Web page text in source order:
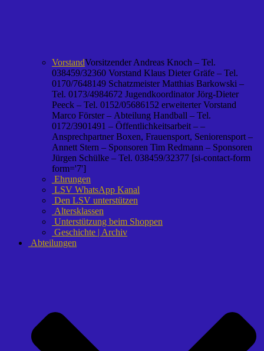
VorstandVorsitzender Andreas Knoch – Tel.
038459/32360 Vorstand Klaus Dieter Gräfe – Tel.
0170/7648149 Schatzmeister Matthias Barkowski –
Tel. 0173/4984672 Jugendkoordinator Jörg-Dieter
Peeck – Tel. 0152/05686152 erweiterter Vorstand
Marco Förster – Abteilung Handball – Tel.
0172/3901491 – Öffentlichkeitsarbeit – –
Ansprechpartner Boxen, Frauensport, Seniorensport –
Annett Stern – Sponsoren Tim Redmann – Sponsoren
Jürgen Schülke – Tel. 038459/32377 [si-contact-form
form='7']
Ehrungen
LSV WhatsApp Kanal
Den LSV unterstützen
Altersklassen
Unterstützung beim Shoppen
Geschichte | Archiv
Abteilungen